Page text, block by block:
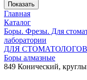
Показать
Главная
Каталог
Боры. Фрезы. Для
лаборатории
ДЛЯ СТОМАТОЛОГОВ
Боры алмазные
849 Конический,